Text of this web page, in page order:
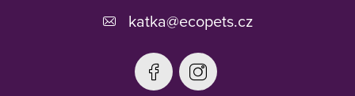
katka@ecopets.cz